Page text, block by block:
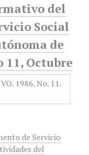
del
Social
de
11, Octubre
de Servicio
del